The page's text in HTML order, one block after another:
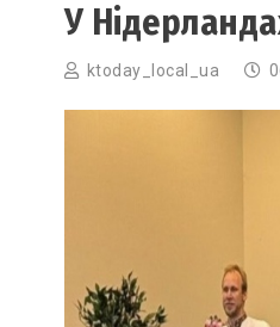
У
ktoday_local_ua